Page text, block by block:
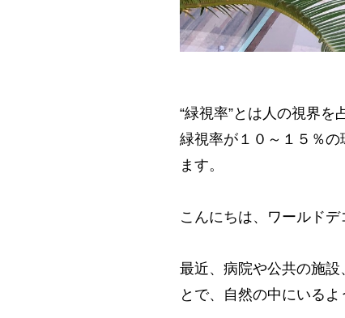
“緑視率”とは人の視界を
緑視率が１０～１５％
ます。
こんにちは、ワールド
最近、病院や公共の施
とで、自然の中にいる